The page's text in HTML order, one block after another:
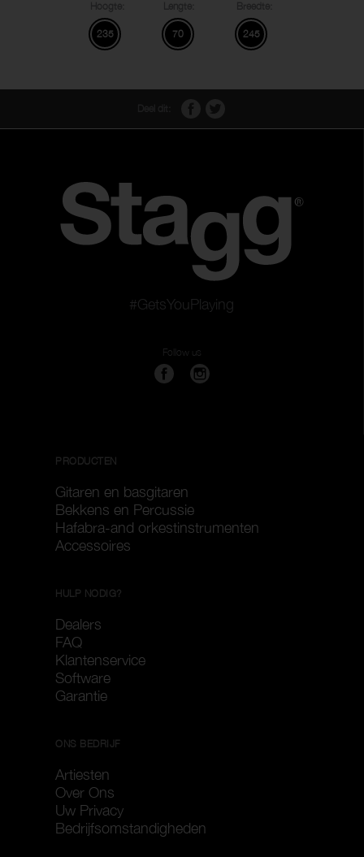
235 70 245
#GetsYouPlaying
Follow us
PRODUCTEN
Gitaren en basgitaren
Bekkens en Percussie
Hafabra-and orkestinstrumenten
Accessoires
HULP NODIG?
Dealers
FAQ
Klantenservice
Software
Garantie
ONS BEDRIJF
Artiesten
Over Ons
Uw Privacy
Bedrijfsomstandigheden